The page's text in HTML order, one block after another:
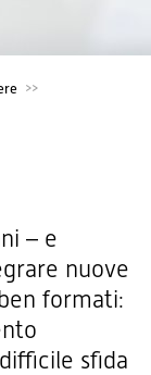
– e
nuove
formati:
sfida